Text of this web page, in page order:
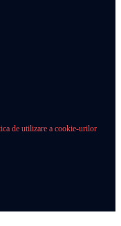
de utilizare a cookie-urilor